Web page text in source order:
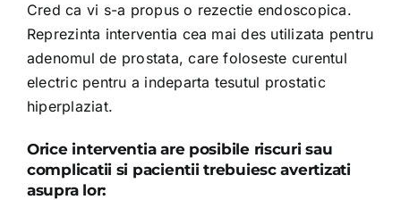
Cred ca vi s-a propus o rezectie endoscopica.
Reprezinta interventia cea mai des utilizata pentru
adenomul de prostata, care foloseste curentul
electric pentru a indeparta tesutul prostatic
hiperplaziat.
Orice interventia are posibile riscuri sau
complicatii si pacientii trebuiesc avertizati
asupra lor: